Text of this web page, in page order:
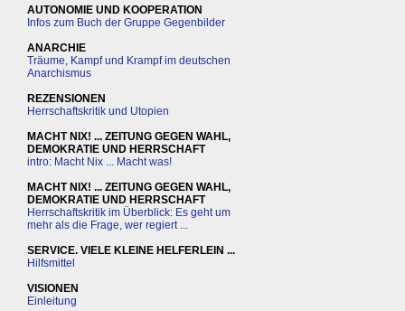
AUTONOMIE UND KOOPERATION
Infos zum Buch der Gruppe Gegenbilder
ANARCHIE
Träume, Kampf und Krampf im deutschen
Anarchismus
REZENSIONEN
Herrschaftskritik und Utopien
MACHT NIX! ... ZEITUNG GEGEN WAHL,
DEMOKRATIE UND HERRSCHAFT
intro: Macht Nix ... Macht was!
MACHT NIX! ... ZEITUNG GEGEN WAHL,
DEMOKRATIE UND HERRSCHAFT
Herrschaftskritik im Überblick: Es geht um
mehr als die Frage, wer regiert ...
SERVICE. VIELE KLEINE HELFERLEIN ...
Hilfsmittel
VISIONEN
Einleitung